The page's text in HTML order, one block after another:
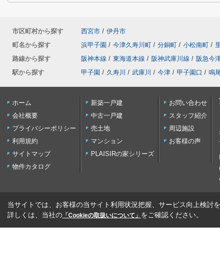
市区町村から探す 西宮市 / 伊丹市
町名から探す
浜甲子園 / 今津久寿川町 / 分銅町 / 小松南町 /
路線から探す
阪神本線 / 東海道本線 / 阪神武庫川線 / 阪急今
駅から探す
甲子園 / 久寿川 / 武庫川 / 今津 / 甲子園口 / 鳴
ホーム
会社概要
プライバシーポリシー
利用規約
サイトマップ
物件カタログ
新築一戸建
中古一戸建
売土地
マンション
PLAISIRの家シリーズ
お問い合わせ
スタッフ紹介
周辺施設
お客様の声
当サイトでは、お客様の当サイト利用状況把握、サービス向上検討
詳しくは、当社の 「Cookieの取扱いについて」 をご確認ください。